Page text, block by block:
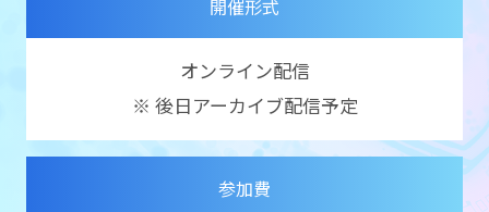
開催形式
オンライン配信
※ 後日アーカイブ配信予定
参加費